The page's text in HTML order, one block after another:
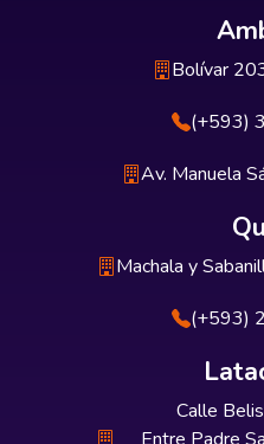
Bolívar
(+593)
Av. Manuela
Machala y
(+593)
Calle